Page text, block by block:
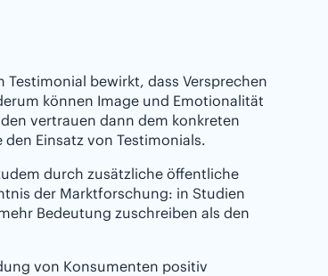
bewirkt, dass Versprechen
können Image und Emotionalität
vertrauen dann dem konkreten
Einsatz von Testimonials.
durch zusätzliche öffentliche
der Marktforschung: in Studien
Bedeutung zuschreiben als den
von Konsumenten positiv